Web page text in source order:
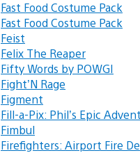
Fast Food Costume Pack
Fast Food Costume Pack
Feist
Felix The Reaper
Fifty Words by POWGI
Fight’N Rage
Figment
Fill-a-Pix: Phil’s Epic
Fimbul
Firefighters: Airport Fire